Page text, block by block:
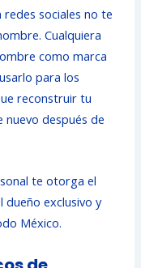
redes sociales no te
Cualquiera
como marca
para los
reconstruir tu
después de
te otorga el
exclusivo y
México.